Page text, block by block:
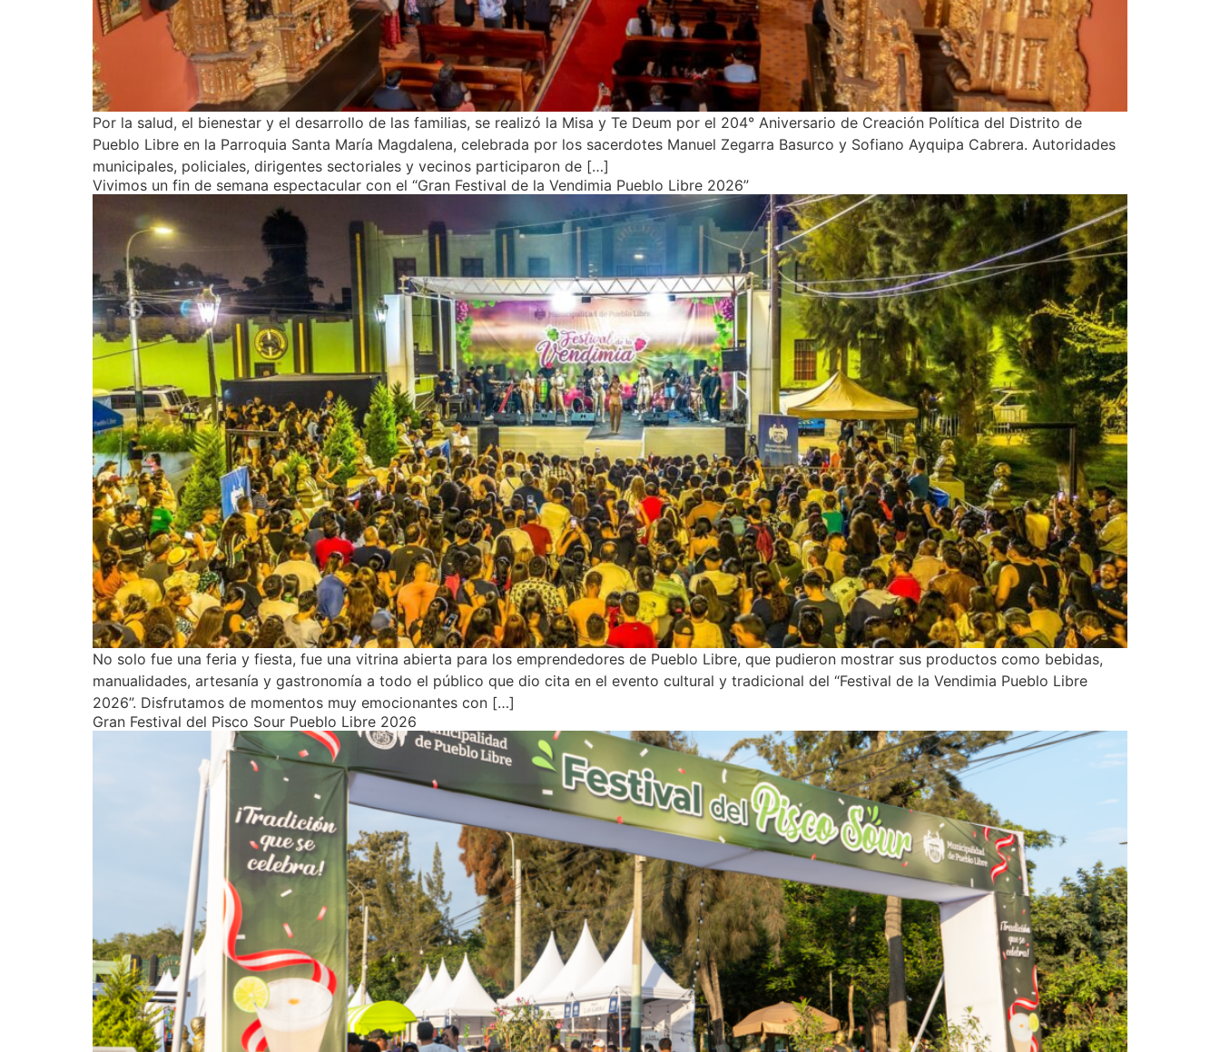
Por la salud, el bienestar y el desarrollo de las familias, se realizó la Misa y Te Deum por el 204° Aniversario de Creación Política del Distrito de
Pueblo Libre en la Parroquia Santa María Magdalena, celebrada por los sacerdotes Manuel Zegarra Basurco y Sofiano Ayquipa Cabrera. Autoridades
municipales, policiales, dirigentes sectoriales y vecinos participaron de […]
Vivimos un fin de semana espectacular con el “Gran Festival de la Vendimia Pueblo Libre 2026”
No solo fue una feria y fiesta, fue una vitrina abierta para los emprendedores de Pueblo Libre, que pudieron mostrar sus productos como bebidas,
manualidades, artesanía y gastronomía a todo el público que dio cita en el evento cultural y tradicional del “Festival de la Vendimia Pueblo Libre
2026”. Disfrutamos de momentos muy emocionantes con […]
Gran Festival del Pisco Sour Pueblo Libre 2026